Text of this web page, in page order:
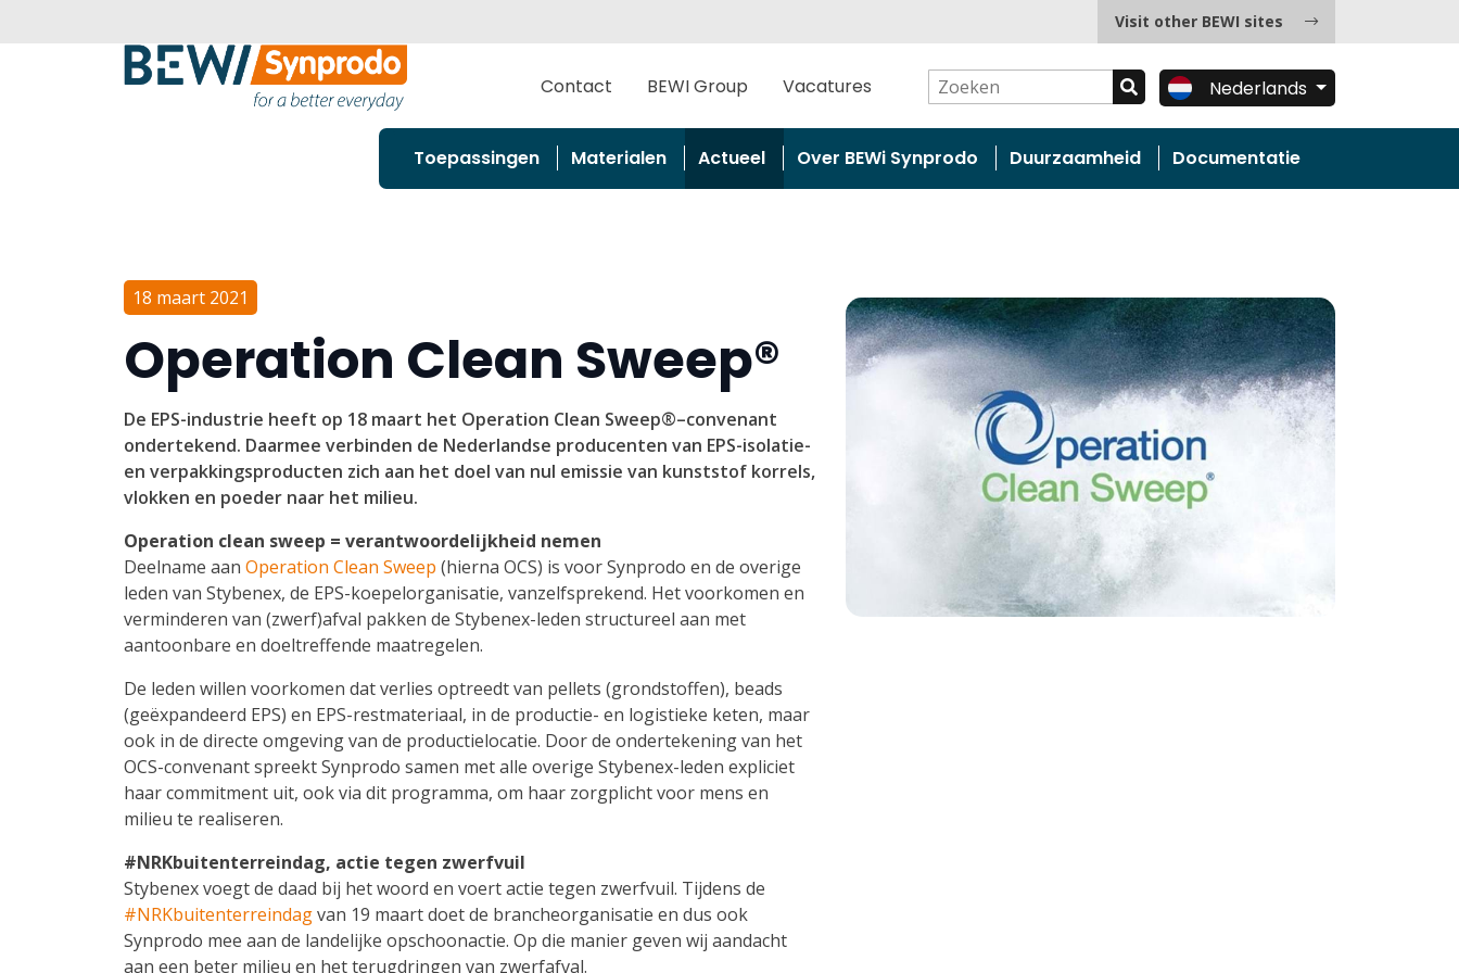
Visit other BEWI sites
Contact BEWI Group Vacatures Nederlands
Toepassingen Materialen Actueel Over BEWi Synprodo Duurzaamheid Documentatie
18 maart 2021
Operation Clean Sweep®
De EPS-industrie heeft op 18 maart het Operation Clean Sweep®–convenant
ondertekend. Daarmee verbinden de Nederlandse producenten van EPS-isolatie-
en verpakkingsproducten zich aan het doel van nul emissie van kunststof korrels,
vlokken en poeder naar het milieu.
Operation clean sweep = verantwoordelijkheid nemen
Deelname aan Operation Clean Sweep (hierna OCS) is voor Synprodo en de overige
leden van Stybenex, de EPS-koepelorganisatie, vanzelfsprekend. Het voorkomen en
verminderen van (zwerf)afval pakken de Stybenex-leden structureel aan met
aantoonbare en doeltreffende maatregelen.
De leden willen voorkomen dat verlies optreedt van pellets (grondstoffen), beads
(geëxpandeerd EPS) en EPS-restmateriaal, in de productie- en logistieke keten, maar
ook in de directe omgeving van de productielocatie. Door de ondertekening van het
OCS-convenant spreekt Synprodo samen met alle overige Stybenex-leden expliciet
haar commitment uit, ook via dit programma, om haar zorgplicht voor mens en
milieu te realiseren.
#NRKbuitenterreindag, actie tegen zwerfvuil
Stybenex voegt de daad bij het woord en voert actie tegen zwerfvuil. Tijdens de
#NRKbuitenterreindagvan 19 maart doet de brancheorganisatie en dus ook
Synprodo mee aan de landelijke opschoonactie. Op die manier geven wij aandacht
aan een beter milieu en het terugdringen van zwerfafval.